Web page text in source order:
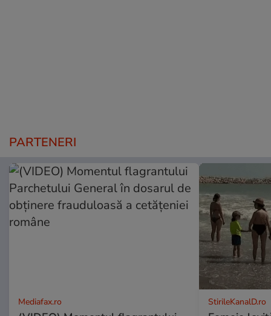
PARTENERI
Mediafax.ro StirileKanalD.ro